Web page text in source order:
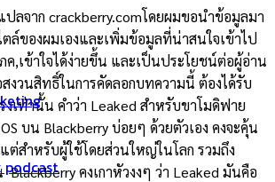
podcast
ลจาก crackberry.comโดยผมขอนำข้อมูลมา
ตล์ของผมเองและเพิ่มข้อมูลที่น่าสนใจเข้าไป
ค,เข้าใจได้ง่ายขึ้น และเป็นประโยชน์ต่อผู้อ่าน
งวนสิทธิ์ในการคัดลอกบทความนี้ ต้องได้รับ
เท่านั้น คำว่า Leaked สำหรับขาโมดิฟาย
บน Blackberry บ่อยๆ ด้วยตัวเอง คงจะคุ้น
สำหรับผู้ใช้โดยส่วนใหญ่ในโลก รวมถึง
คงเกาหัวงงๆ ว่า Leaked มันคือ